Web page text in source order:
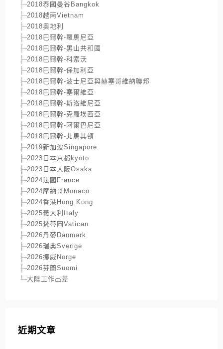
2018泰國曼谷Bangkok
2018越南Vietnam
2018奧地利
2018巴爾幹-羅馬尼亞
2018巴爾幹-黑山共和國
2018巴爾幹-科索沃
2018巴爾幹-保加利亞
2018巴爾幹-波士尼亞與赫塞哥維納聯邦
2018巴爾幹-塞爾維亞
2018巴爾幹-斯洛維尼亞
2018巴爾幹-克羅埃西亞
2018巴爾幹-阿爾巴尼亞
2018巴爾幹-北馬其頓
2019新加波Singapore
2023日本京都kyoto
2023日本大阪Osaka
2024法國France
2024摩納哥Monaco
2024香港Hong Kong
2025義大利Italy
2025梵蒂岡Vatican
2026丹麥Danmark
2026瑞典Sverige
2026挪威Norge
2026芬蘭Suomi
大陸工作出差
近期文章